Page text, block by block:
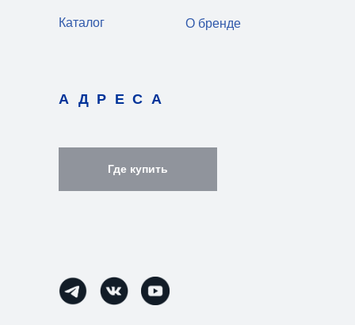
О бренде
Каталог
АДРЕСА
Где купить